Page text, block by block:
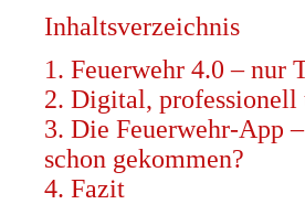
Inhaltsverzeichnis
1. Feuerwehr 4.0 – nur
2. Digital, professionell
3. Die Feuerwehr-App
schon gekommen?
4. Fazit